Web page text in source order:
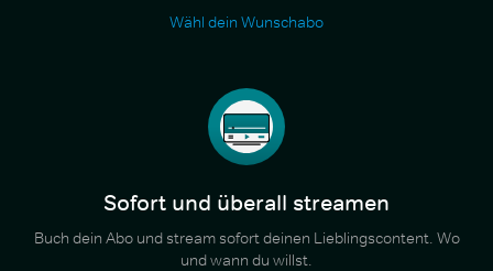
Wähl dein Wunschabo
Sofort und überall streamen
Buch dein Abo und stream sofort deinen Lieblingscontent. Wo
und wann du willst.